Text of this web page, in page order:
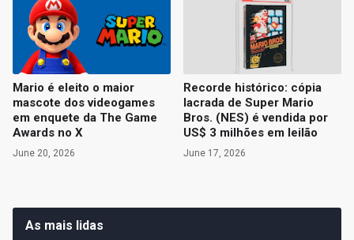
Mario é eleito o maior
mascote dos videogames
em enquete da The Game
Awards no X
June 20, 2026
Recorde histórico: cópia
lacrada de Super Mario
Bros. (NES) é vendida por
US$ 3 milhões em leilão
June 17, 2026
As mais lidas